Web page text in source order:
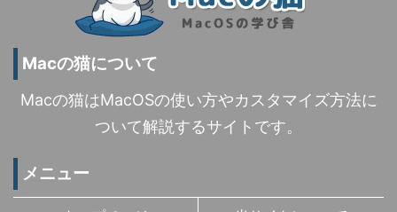
Macの猫について
Macの猫はMacOSの使い方やカスタマイズ方法に
ついて解説するサイトです。
メニュー